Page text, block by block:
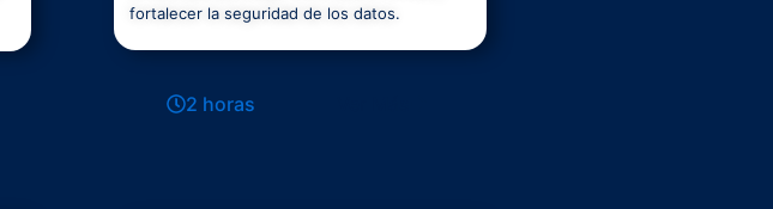
fortalecer la seguridad de los datos.
2 horas